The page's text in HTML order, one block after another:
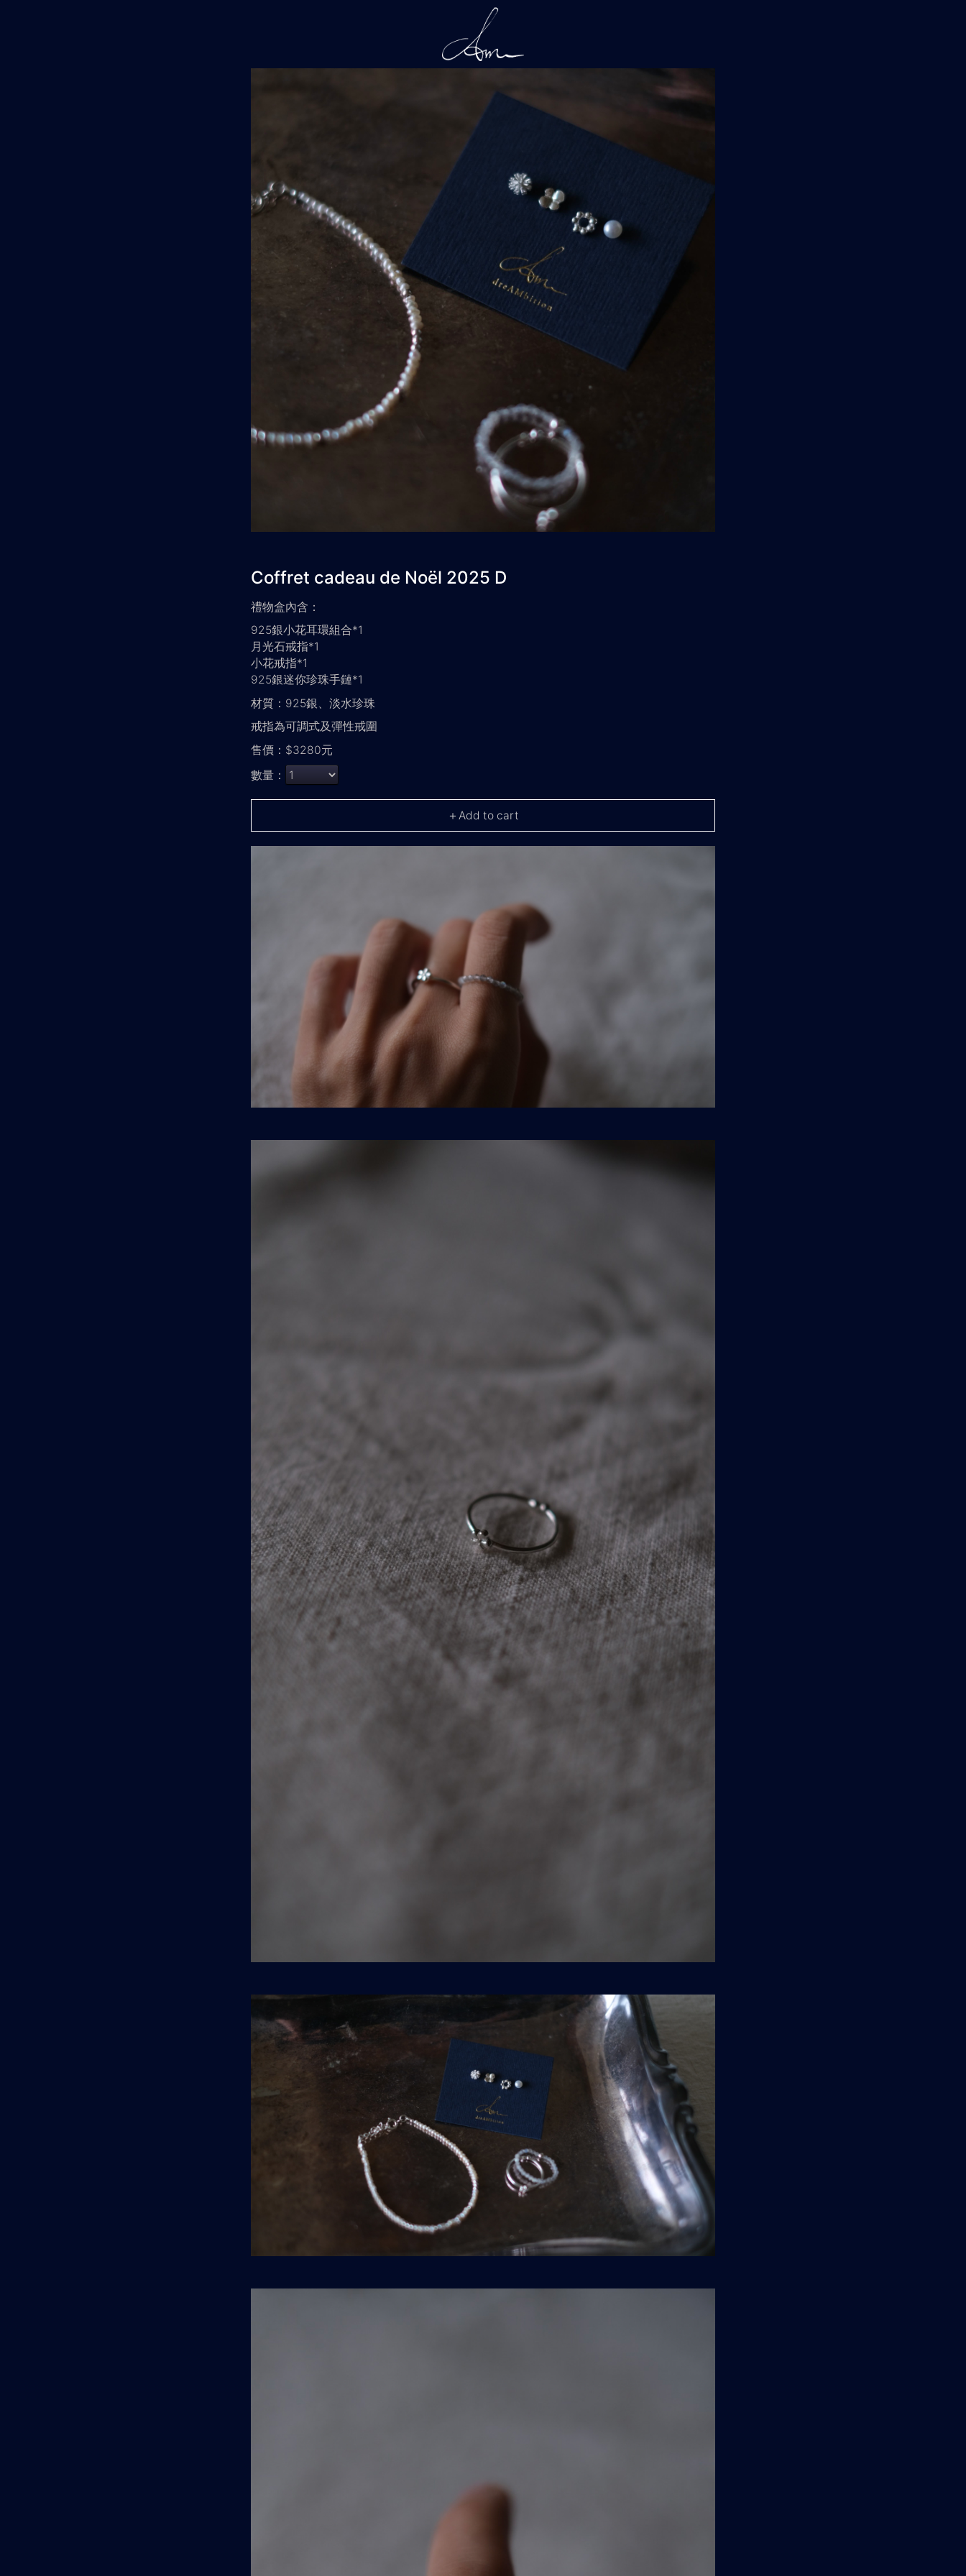
Coffret cadeau de Noël 2025 D
禮物盒內含：
925銀小花耳環組合*1
月光石戒指*1
小花戒指*1
925銀迷你珍珠手鏈*1
材質：925銀、淡水珍珠
戒指為可調式及彈性戒圍
售價：$3280元
數量：
＋Add to cart